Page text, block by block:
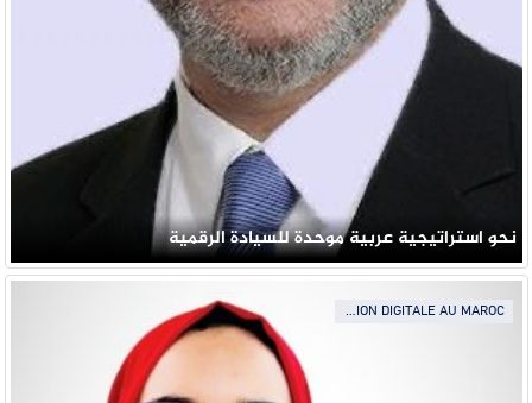
نحو استراتيجية عربية موحدة للسيادة الرقمية
TRANSFORMATION DIGITALE AU MAROC